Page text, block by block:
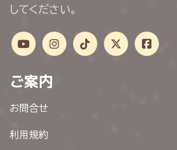
してください。
ご案内
お問合せ
利用規約